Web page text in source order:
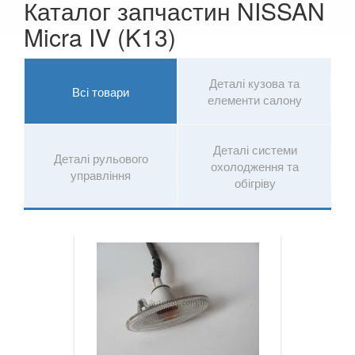
Quest IV (RE52)
Skyline X (R34)
Skyline XII (V36)
Titan I (P32, TA60)
Каталог запчастин NISSAN
Micra IV (K13)
Всі товари
Деталі кузова та
елементи салону
Деталі рульового
управління
Деталі системи
охолодження та
обігріву